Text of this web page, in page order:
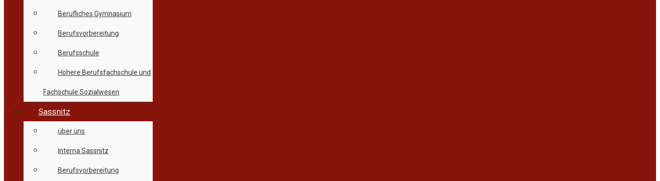
Berufliches Gymnasium
Berufsvorbereitung
Berufsschule
Höhere Berufsfachschule und
Fachschule Sozialwesen
Sassnitz
über uns
Interna Sassnitz
Berufsvorbereitung